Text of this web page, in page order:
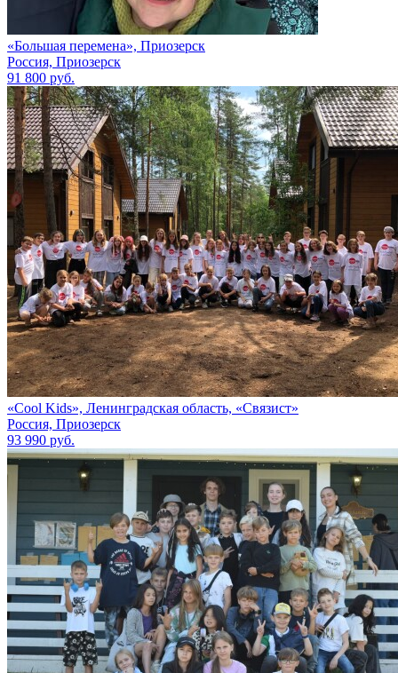
«Большая перемена», Приозерск
Россия, Приозерск
91 800 руб.
«Cool Kids», Ленинградская область, «Связист»
Россия, Приозерск
93 990 руб.